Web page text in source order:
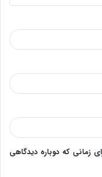
زمانی که دوباره دیدگاهی